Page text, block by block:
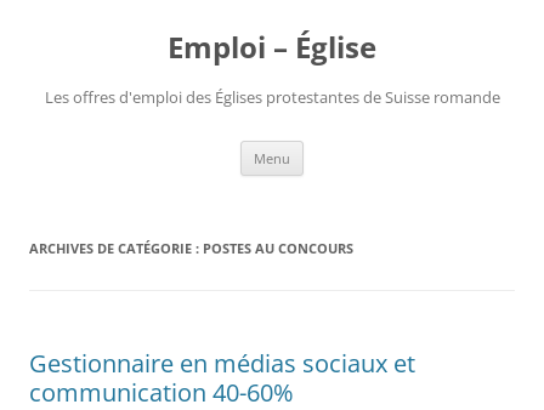
Emploi – Église
Les offres d'emploi des Églises protestantes de Suisse romande
Menu
ARCHIVES DE CATÉGORIE : POSTES AU CONCOURS
Gestionnaire en médias sociaux et
communication 40-60%